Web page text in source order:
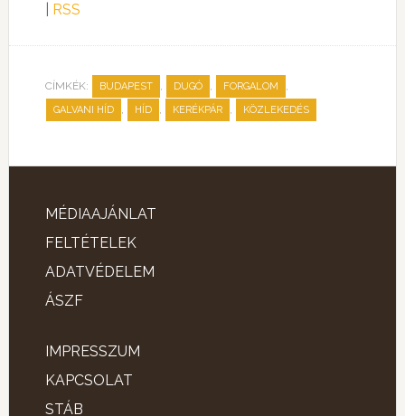
RSS
CÍMKÉK: BUDAPEST , DUGÓ , FORGALOM ,
GALVANI HÍD , HÍD , KERÉKPÁR , KÖZLEKEDÉS
MÉDIAAJÁNLAT
FELTÉTELEK
ADATVÉDELEM
ÁSZF
IMPRESSZUM
KAPCSOLAT
STÁB